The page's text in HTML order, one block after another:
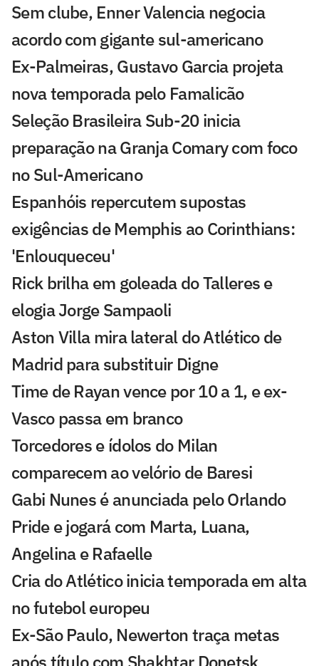
Sem clube, Enner Valencia negocia
acordo com gigante sul-americano
Ex-Palmeiras, Gustavo Garcia projeta
nova temporada pelo Famalicão
Seleção Brasileira Sub-20 inicia
preparação na Granja Comary com foco
no Sul-Americano
Espanhóis repercutem supostas
exigências de Memphis ao Corinthians:
'Enlouqueceu'
Rick brilha em goleada do Talleres e
elogia Jorge Sampaoli
Aston Villa mira lateral do Atlético de
Madrid para substituir Digne
Time de Rayan vence por 10 a 1, e ex-
Vasco passa em branco
Torcedores e ídolos do Milan
comparecem ao velório de Baresi
Gabi Nunes é anunciada pelo Orlando
Pride e jogará com Marta, Luana,
Angelina e Rafaelle
Cria do Atlético inicia temporada em alta
no futebol europeu
Ex-São Paulo, Newerton traça metas